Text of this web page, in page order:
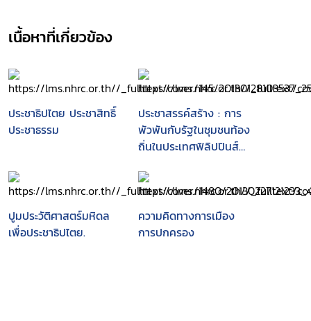
เนื้อหาที่เกี่ยวข้อง
ประชาธิปไตย ประชาสิทธิ์
ประชาธรรม
ประชาสรรค์สร้าง : การ
พัวพันกับรัฐในชุมชนท้อง
ถิ่นในประเทศฟิลิปปินส์
ปูมประวัติศาสตร์มหิดล
เพื่อประชาธิปไตย.
ความคิดทางการเมือง
การปกครอง